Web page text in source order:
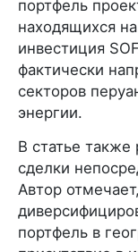
портфель
находящихся
инвестиция
фактически
секторов
энергии.
В статье также
сделки
Автор
портфель в